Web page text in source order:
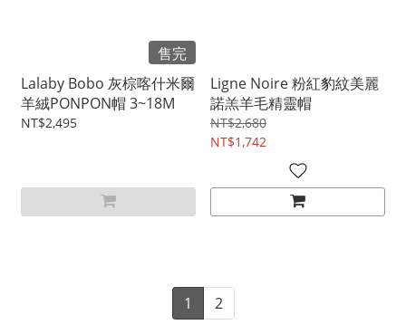
售完
Lalaby Bobo 灰棕喀什米爾
羊絨PONPON帽 3~18M
NT$2,495
Ligne Noire 粉紅豹紋美麗
諾羔羊毛精靈帽
NT$2,680
NT$1,742
1 2